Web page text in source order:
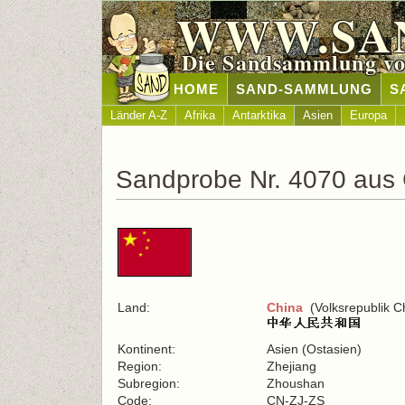
Die Sandsammlung
HOME SAND-SAMMLUNG
Länder A-Z Afrika Antarktika Asien Europa
Sandprobe Nr. 4070 aus
Land: China (Volksrepublik
Kontinent:
Asien (Ostasien)
Region:
Zhejiang
Subregion:
Zhoushan
Code:
CN-ZJ-ZS